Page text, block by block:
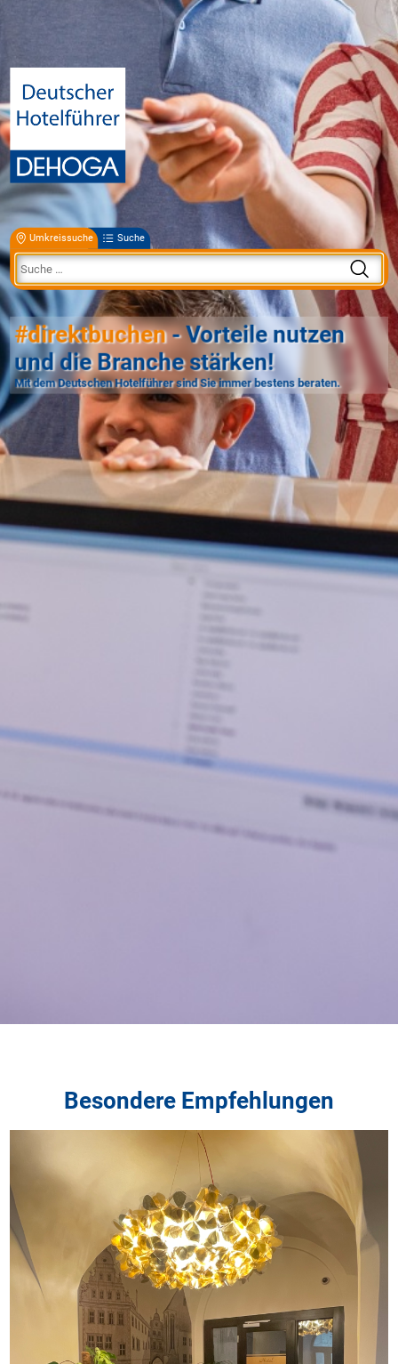
Umkreissuche Suche
#direktbuchen- Vorteile nutzen
und die Branche stärken!
Mit dem Deutschen Hotelführer sind Sie immer bestens beraten.
Besondere Empfehlungen